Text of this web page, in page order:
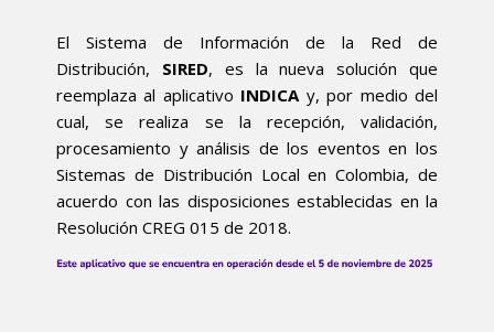
El Sistema de Información de la Red de
Distribución, SIRED, es la nueva solución que
reemplaza al aplicativo INDICA y, por medio del
cual, se realiza se la recepción, validación,
procesamiento y análisis de los eventos en los
Sistemas de Distribución Local en Colombia, de
acuerdo con las disposiciones establecidas en la
Resolución CREG 015 de 2018.